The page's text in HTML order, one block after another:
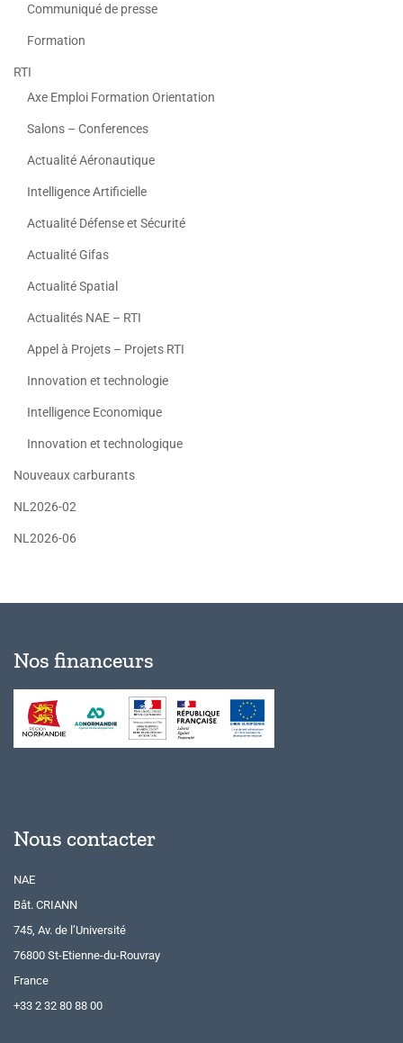
Communiqué de presse
Formation
RTI
Axe Emploi Formation Orientation
Salons – Conferences
Actualité Aéronautique
Intelligence Artificielle
Actualité Défense et Sécurité
Actualité Gifas
Actualité Spatial
Actualités NAE – RTI
Appel à Projets – Projets RTI
Innovation et technologie
Intelligence Economique
Innovation et technologique
Nouveaux carburants
NL2026-02
NL2026-06
Nos financeurs
Nous contacter
NAE
Bât. CRIANN
745, Av. de l’Université
76800 St-Etienne-du-Rouvray
France
+33 2 32 80 88 00